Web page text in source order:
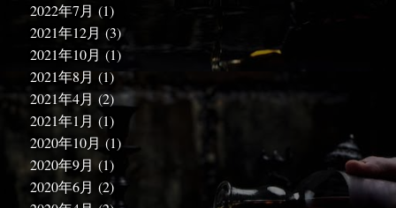
2022年7月 (1)
2021年12月 (3)
2021年10月 (1)
2021年8月 (1)
2021年4月 (2)
2021年1月 (1)
2020年10月 (1)
2020年9月 (1)
2020年6月 (2)